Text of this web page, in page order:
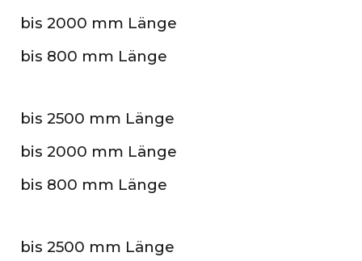
bis 2000 mm Länge
bis 800 mm Länge
bis 2500 mm Länge
bis 2000 mm Länge
bis 800 mm Länge
bis 2500 mm Länge